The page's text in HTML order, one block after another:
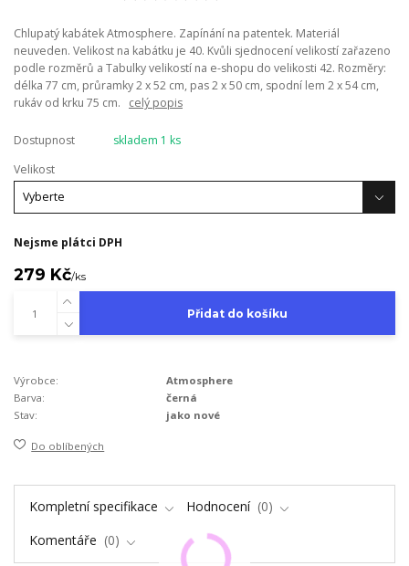
Chlupatý kabátek Atmosphere. Zapínání na patentek. Materiál
neuveden. Velikost na kabátku je 40. Kvůli sjednocení velikostí zařazeno
podle rozměrů a Tabulky velikostí na e-shopu do velikosti 42. Rozměry:
délka 77 cm, průramky 2 x 52 cm, pas 2 x 50 cm, spodní lem 2 x 54 cm,
rukáv od krku 75 cm. celý popis
Dostupnost
skladem 1 ks
Velikost
Nejsme plátci DPH
279 Kč/ks
Přidat do košíku
Výrobce:
Atmosphere
Barva:
černá
Stav:
jako nové
Do oblíbených
Kompletní specifikace Hodnocení
0
Komentáře
0